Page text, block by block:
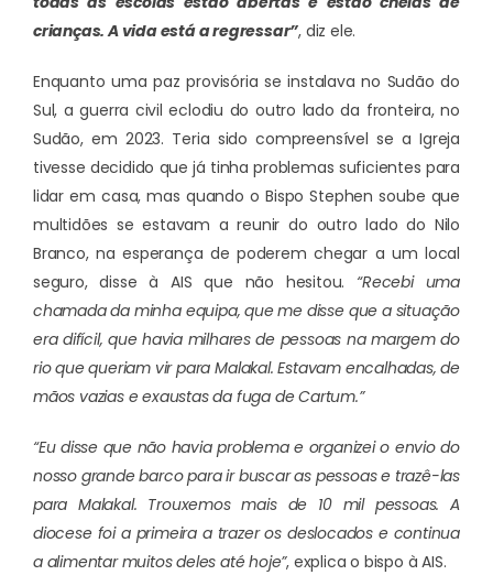
crianças. A vida está a regressar”, diz ele.
Enquanto uma paz provisória se instalava no Sudão do
Sul, a guerra civil eclodiu do outro lado da fronteira, no
Sudão, em 2023. Teria sido compreensível se a Igreja
tivesse decidido que já tinha problemas suficientes para
lidar em casa, mas quando o Bispo Stephen soube que
multidões se estavam a reunir do outro lado do Nilo
Branco, na esperança de poderem chegar a um local
seguro, disse à AIS que não hesitou. “Recebi uma
chamada da minha equipa, que me disse que a situação
era difícil, que havia milhares de pessoas na margem do
rio que queriam vir para Malakal. Estavam encalhadas, de
mãos vazias e exaustas da fuga de Cartum.”
“Eu disse que não havia problema e organizei o envio do
nosso grande barco para ir buscar as pessoas e trazê-las
para Malakal. Trouxemos mais de 10 mil pessoas. A
diocese foi a primeira a trazer os deslocados e continua
a alimentar muitos deles até hoje”, explica o bispo à AIS.